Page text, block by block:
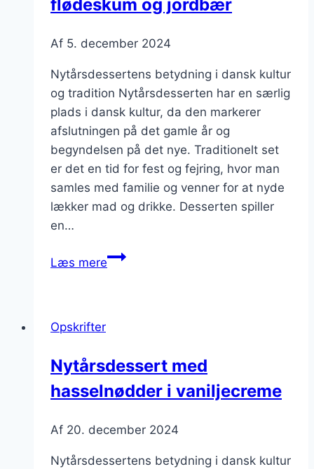
flødeskum og jordbær
Af 5. december 2024
Nytårsdessertens betydning i dansk kultur
og tradition Nytårsdesserten har en særlig
plads i dansk kultur, da den markerer
afslutningen på det gamle år og
begyndelsen på det nye. Traditionelt set
er det en tid for fest og fejring, hvor man
samles med familie og venner for at nyde
lækker mad og drikke. Desserten spiller
en…
Læs mereNytårsdessert
Opskrifter
Nytårsdessert med
hasselnødder i vaniljecreme
Af 20. december 2024
Nytårsdessertens betydning i dansk kultur